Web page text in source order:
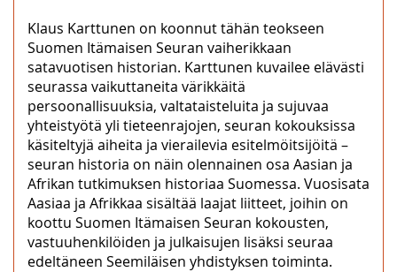
Klaus Karttunen on koonnut tähän teokseen
Suomen Itämaisen Seuran vaiherikkaan
satavuotisen historian. Karttunen kuvailee elävästi
seurassa vaikuttaneita värikkäitä
persoonallisuuksia, valtataisteluita ja sujuvaa
yhteistyötä yli tieteenrajojen, seuran kokouksissa
käsiteltyjä aiheita ja vierailevia esitelmöitsijöitä –
seuran historia on näin olennainen osa Aasian ja
Afrikan tutkimuksen historiaa Suomessa. Vuosisata
Aasiaa ja Afrikkaa sisältää laajat liitteet, joihin on
koottu Suomen Itämaisen Seuran kokousten,
vastuuhenkilöiden ja julkaisujen lisäksi seuraa
edeltäneen Seemiläisen yhdistyksen toiminta.